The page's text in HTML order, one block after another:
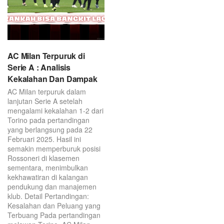
AC Milan Terpuruk di
Serie A : Analisis
Kekalahan Dan Dampak
AC Milan terpuruk dalam
lanjutan Serie A setelah
mengalami kekalahan 1-2 dari
Torino pada pertandingan
yang berlangsung pada 22
Februari 2025. Hasil ini
semakin memperburuk posisi
Rossoneri di klasemen
sementara, menimbulkan
kekhawatiran di kalangan
pendukung dan manajemen
klub. Detail Pertandingan:
Kesalahan dan Peluang yang
Terbuang Pada pertandingan